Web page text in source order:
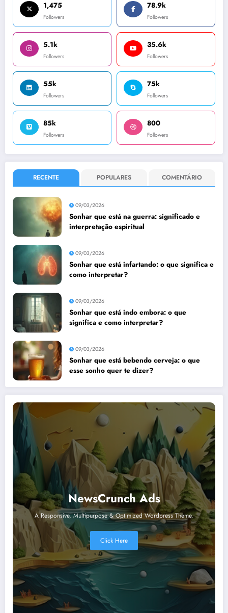
1,475
Followers
78.9k
Followers
5.1k
Followers
35.6k
Followers
55k
Followers
75k
Followers
85k
Followers
800
Followers
RECENTE POPULARES COMENTÁRIO
09/03/2026
Sonhar que está na guerra: significado e
interpretação espiritual
09/03/2026
Sonhar que está infartando: o que significa e
como interpretar?
09/03/2026
Sonhar que está indo embora: o que
significa e como interpretar?
09/03/2026
Sonhar que está bebendo cerveja: o que
esse sonho quer te dizer?
NewsCrunch Ads
A Responsive, Multipurpose & Optimized Wordpress Theme.
Click Here